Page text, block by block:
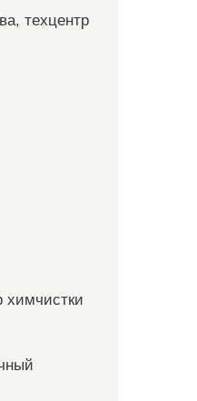
техцентр
химчистки